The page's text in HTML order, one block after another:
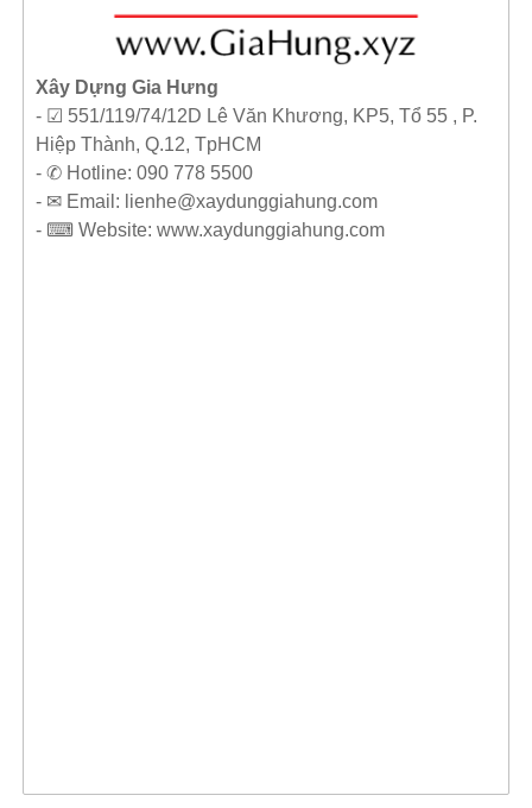
Xây Dựng Gia Hưng
- ☑ 551/119/74/12D Lê Văn Khương, KP5, Tổ 55 , P.
Hiệp Thành, Q.12, TpHCM
- ✆ Hotline: 090 778 5500
- ✉ Email: lienhe@xaydunggiahung.com
- ⌨ Website: www.xaydunggiahung.com